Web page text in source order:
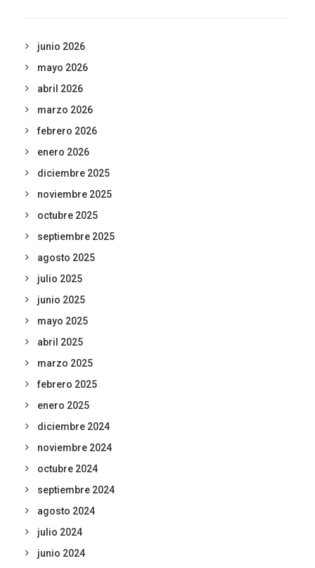
junio 2026
mayo 2026
abril 2026
marzo 2026
febrero 2026
enero 2026
diciembre 2025
noviembre 2025
octubre 2025
septiembre 2025
agosto 2025
julio 2025
junio 2025
mayo 2025
abril 2025
marzo 2025
febrero 2025
enero 2025
diciembre 2024
noviembre 2024
octubre 2024
septiembre 2024
agosto 2024
julio 2024
junio 2024